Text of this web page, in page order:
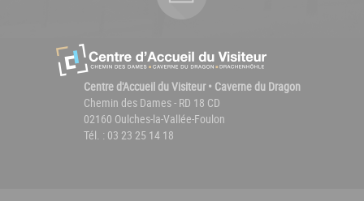
Centre d'Accueil du Visiteur • Caverne du Dragon
Chemin des Dames - RD 18 CD
02160 Oulches-la-Vallée-Foulon
Tél. : 03 23 25 14 18